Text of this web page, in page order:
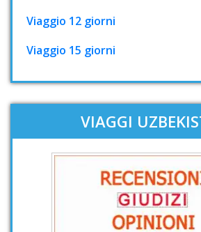
Viaggio 12 giorni
Viaggio 15 giorni
VIAGGI